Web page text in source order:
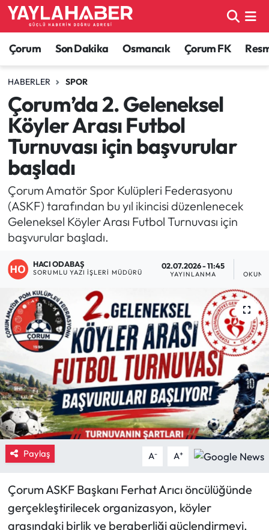
Çorum Son Dakika Osmancık Çorum FK
HABERLER SPOR
Çorum’da 2. Geleneksel
Köyler Arası Futbol
Turnuvası için başvurular
başladı
Çorum Amatör Spor Kulüpleri Federasyonu
(ASKF) tarafından bu yıl ikincisi düzenlenecek
Geleneksel Köyler Arası Futbol Turnuvası için
başvurular başladı.
HACI ODABAŞ
SORUMLU YAZI İŞLERI MÜDÜRÜ
02.07.2026 - 11:45
YAYINLANMA
Paylaş A- A+
Çorum ASKF Başkanı Ferhat Arıcı öncülüğünde
gerçekleştirilecek organizasyon, köyler
arasındaki birlik ve beraberliği güçlendirmeyi,
Alaca Haberleri
Bayat Haberleri
Bilgi - Keşfet Haberleri
Bilim ve Teknoloji
Boğazkale Haberleri
Çorum Haberleri
Çorum Son Dakika Haberleri
Dodurga Haberleri
Eğitim
Ekonomi
Güncel
İskilip Haberleri
Kargı Haberleri
Kimdir?
Laçin Haberleri
Çorum Nöbetçi Eczaneler
Çorum Hava Durumu
Çorum Namaz Vakitleri
Çorum Trafik Yoğunluk Haritası
TFF 1.Lig Puan Durumu ve Fikstür
Tüm Manşetler
Son Dakika Haberleri
Haber Arşivi